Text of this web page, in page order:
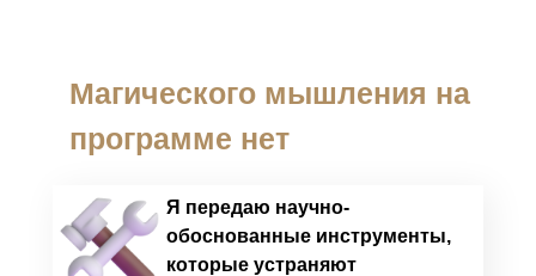
Я передаю научно-
обоснованные инструменты,
которые устраняют
Магического мышления на
программе нет